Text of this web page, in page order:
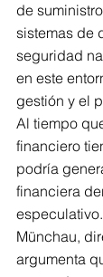
de
sistemas de
seguridad
en este
gestión y el
Al tiempo
financiero
podría
financiera
Münchau,
argumenta